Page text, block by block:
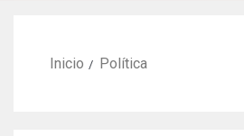
Inicio Política